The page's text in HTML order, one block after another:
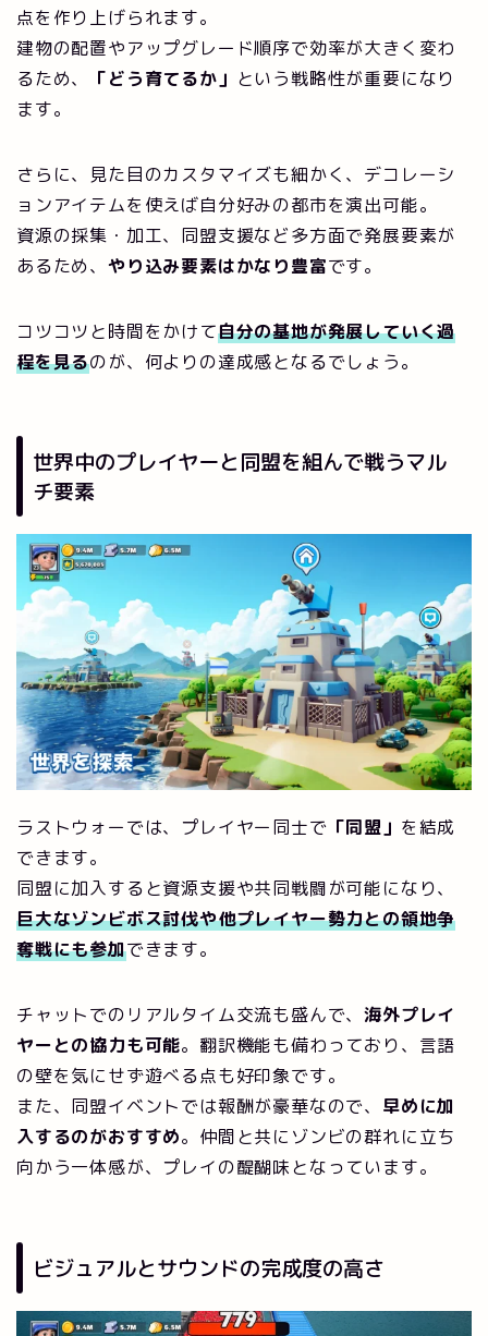
点を作り上げられます。
建物の配置やアップグレード順序で効率が大きく変わ
るため、
「どう育てるか」 という戦略性が重要になり
ます。
さらに、見た目のカスタマイズも細かく、デコレーシ
ョンアイテムを使えば自分好みの都市を演出可能。
資源の採集・加工、同盟支援など多方面で発展要素が
あるため、 やり込み要素はかなり豊富です。
コツコツと時間をかけて自分の基地が発展していく過
程を見るのが、何よりの達成感となるでしょう。
世界中のプレイヤーと同盟を組んで戦うマル
チ要素
ラストウォーでは、プレイヤー同士で 「同盟」 を結成
できます。
同盟に加入すると資源支援や共同戦闘が可能になり、
巨大なゾンビボス討伐や他プレイヤー勢力との領地争
奪戦にも参加できます。
チャットでのリアルタイム交流も盛んで、海外プレイ
ヤーとの協力も可能。翻訳機能も備わっており、言語
の壁を気にせず遊べる点も好印象です。
また、同盟イベントでは報酬が豪華なので、 早めに加
入するのがおすすめ。仲間と共にゾンビの群れに立ち
向かう一体感が、プレイの醍醐味となっています。
ビジュアルとサウンドの完成度の高さ